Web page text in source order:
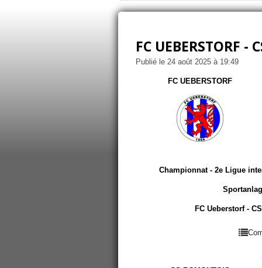
FC UEBERSTORF -
Publié le 24 août 2025 à 19:49
FC UEBERSTORF
Championnat - 2e Ligue
FC Ueberstorf -